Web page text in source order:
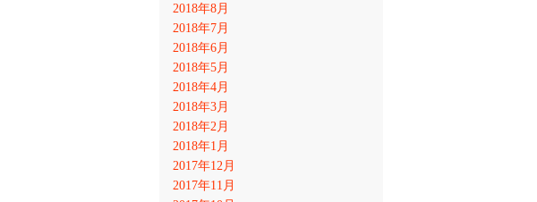
2018年8月
2018年7月
2018年6月
2018年5月
2018年4月
2018年3月
2018年2月
2018年1月
2017年12月
2017年11月